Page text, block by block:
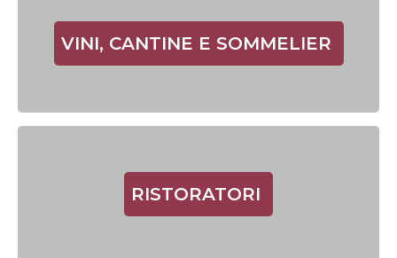
VINI, CANTINE E SOMMELIER
RISTORATORI